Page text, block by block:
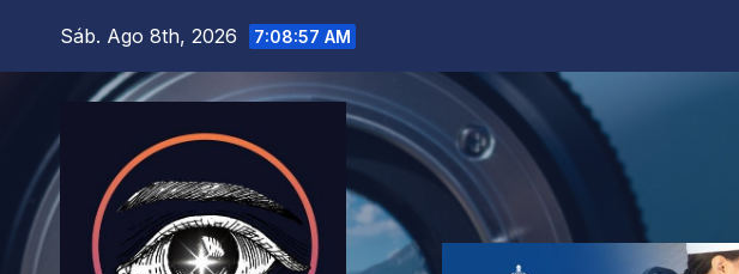
Sáb. Ago 8th, 2026 7:08:59 AM